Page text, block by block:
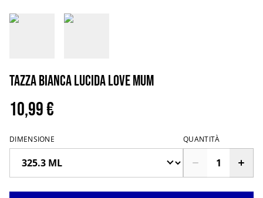
Tazza bianca lucida love mum
10,99 €
DIMENSIONE QUANTITÀ